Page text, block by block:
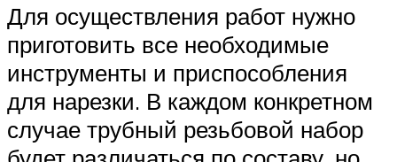
Для осуществления работ нужно
приготовить все необходимые
инструменты и приспособления
для нарезки. В каждом конкретном
случае трубный резьбовой набор